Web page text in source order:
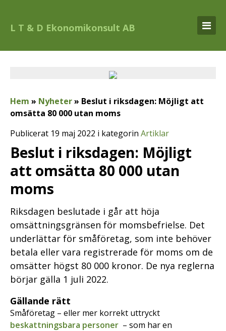
L T & D Ekonomikonsult AB
Hem » Nyheter» Beslut i riksdagen: Möjligt att
omsätta 80 000 utan moms
Publicerat 19 maj 2022 i kategorin Artiklar
Beslut i riksdagen: Möjligt
att omsätta 80 000 utan
moms
Riksdagen beslutade i går att höja
omsättningsgränsen för momsbefrielse. Det
underlättar för småföretag, som inte behöver
betala eller vara registrerade för moms om de
omsätter högst 80 000 kronor. De nya reglerna
börjar gälla 1 juli 2022.
Gällande rätt
Småföretag – eller mer korrekt uttryckt
beskattningsbara personer – som har en